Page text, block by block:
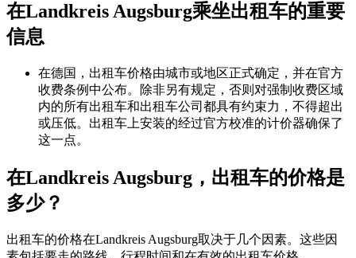
在Landkreis Augsburg乘坐出租车的重要
信息
在德国，出租车价格由城市或地区正式确定，并在官方
收费条例中公布。除非另有规定，否则对强制收费区域
内的所有出租车和出租车公司都具有约束力，不得超出
或压低。出租车上安装的经过官方校准的计价器确保了
这一点。
在Landkreis Augsburg，出租车的价格是
多少？
出租车的价格在Landkreis Augsburg取决于几个因素。这些因